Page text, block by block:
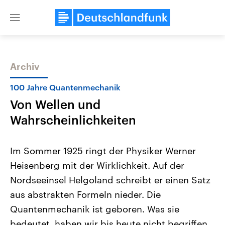
Close
Themen
Landtagswahl Sachsen-Anhalt
2026
Alle Informationen
Sachsen-Anhalt wählt am 6.
September 2026 einen neuen
Landtag. Seit 2021 wird das
Bundesland von einer Koalition aus
USA
Aktuelle Beiträge,
Hintergründe
Wirtschaftlich und
gehören die Vereinigten
den mächtigsten Ländern
mit großem Einfluss auf
Archiv
100 Jahre Quantenmechanik
Von Wellen und
Wahrscheinlichkeiten
Im Sommer 1925 ringt der Physiker Werner
Heisenberg mit der Wirklichkeit. Auf der
Nordseeinsel Helgoland schreibt er einen Satz
aus abstrakten Formeln nieder. Die
Quantenmechanik ist geboren. Was sie